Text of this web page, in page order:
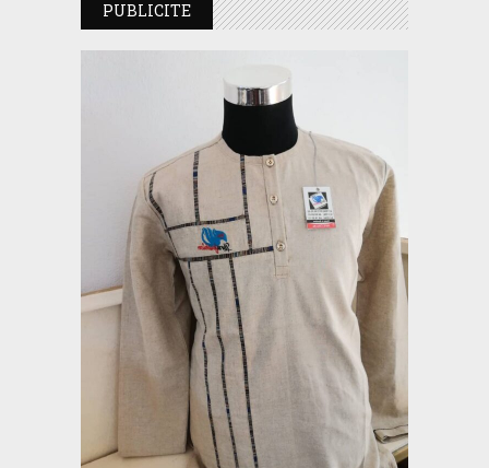
PUBLICITE